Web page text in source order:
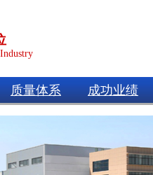
质量体系 成功业绩